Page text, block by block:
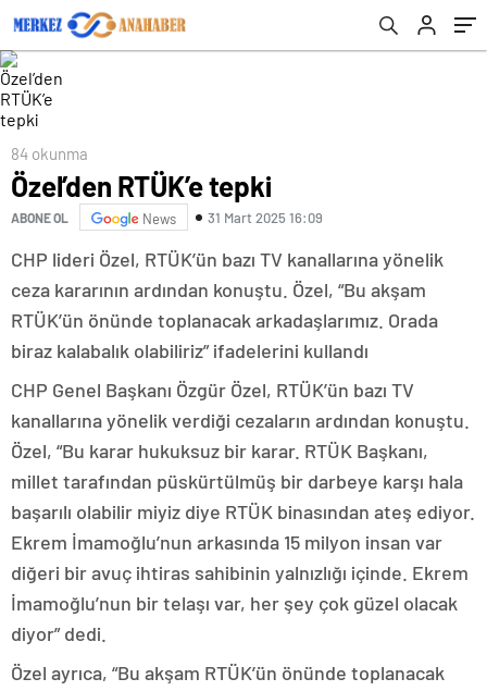
84 okunma
Özel’den RTÜK’e tepki
ABONE OL News 31 Mart 2025 16:09
CHP lideri Özel, RTÜK’ün bazı TV kanallarına yönelik
ceza kararının ardından konuştu. Özel, “Bu akşam
RTÜK’ün önünde toplanacak arkadaşlarımız. Orada
biraz kalabalık olabiliriz” ifadelerini kullandı
CHP Genel Başkanı Özgür Özel, RTÜK’ün bazı TV
kanallarına yönelik verdiği cezaların ardından konuştu.
Özel, “Bu karar hukuksuz bir karar. RTÜK Başkanı,
millet tarafından püskürtülmüş bir darbeye karşı hala
başarılı olabilir miyiz diye RTÜK binasından ateş ediyor.
Ekrem İmamoğlu’nun arkasında 15 milyon insan var
diğeri bir avuç ihtiras sahibinin yalnızlığı içinde. Ekrem
İmamoğlu’nun bir telaşı var, her şey çok güzel olacak
diyor” dedi.
Özel ayrıca, “Bu akşam RTÜK’ün önünde toplanacak